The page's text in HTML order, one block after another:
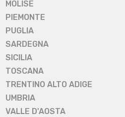
MOLISE
PIEMONTE
PUGLIA
SARDEGNA
SICILIA
TOSCANA
TRENTINO ALTO ADIGE
UMBRIA
VALLE D'AOSTA